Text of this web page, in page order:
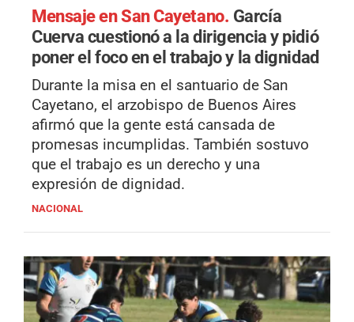
Mensaje en San Cayetano. García
Cuerva cuestionó a la dirigencia y pidió
poner el foco en el trabajo y la dignidad
Durante la misa en el santuario de San
Cayetano, el arzobispo de Buenos Aires
afirmó que la gente está cansada de
promesas incumplidas. También sostuvo
que el trabajo es un derecho y una
expresión de dignidad.
NACIONAL